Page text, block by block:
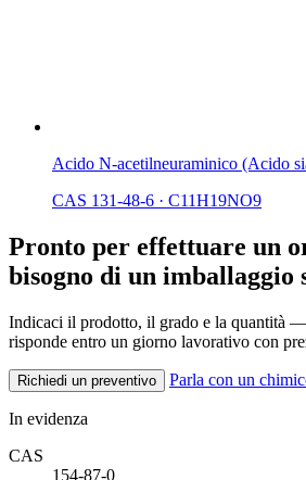
Acido N-acetilneuraminico (Acido
CAS 131-48-6 · C11H19NO9
Pronto per effettuare un
bisogno di un imballaggio
Indicaci il prodotto, il grado e la quantità
risponde entro un giorno lavorativo con
Richiedi un preventivo Parla con un
In evidenza
CAS
154-87-0